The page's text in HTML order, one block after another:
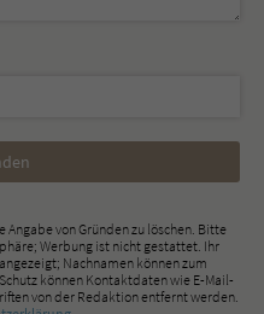
von Gründen zu löschen. Bitte
Werbung ist nicht gestattet. Ihr
Nachnamen können zum
können Kontaktdaten wie E-Mail-
von der Redaktion entfernt werden.